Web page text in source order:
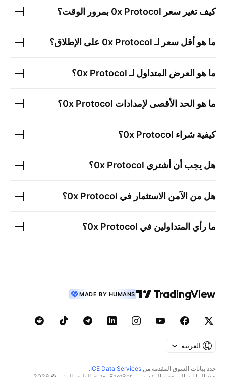
كيف تغير سعر 0x Protocol بمرور الوقت؟
ما هو أقل سعر لـ0x Protocol على الإطلاق؟
ما هو العرض المتداول لـ0x Protocol ؟
ما هو الحد الأقصى لإمدادات 0x Protocol ؟
كيفية شراء 0x Protocol ؟
هل يجب أن أشتري 0x Protocol ؟
هل من الآمن الاستثمار في 0x Protocol ؟
ما رأي المتداولين في 0x Protocol ؟
MADE BY HUMANS
العربية
حدد بيانات السوق المقدمة من ICE Data Services
.